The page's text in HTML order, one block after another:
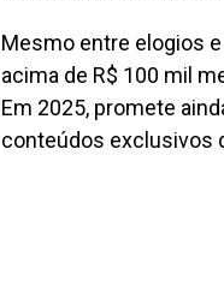
Mesmo entre elogios
acima de R$ 100 mil
Em 2025, promete
conteúdos exclusivos